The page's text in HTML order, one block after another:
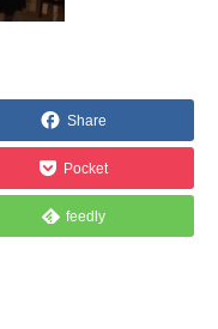
Share
Pocket
feedly